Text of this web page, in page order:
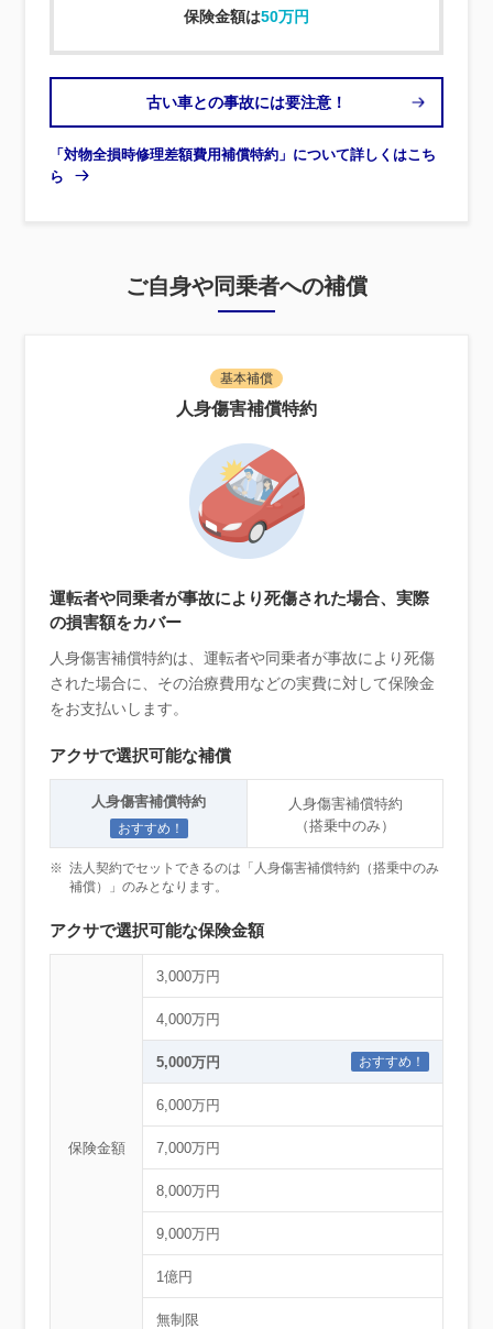
保険金額は50万円
古い車との事故には要注意！
「対物全損時修理差額費用補償特約」について詳しくはこち
ら
ご自身や同乗者への補償
基本補償
人身傷害補償特約
運転者や同乗者が事故により死傷された場合、実際
の損害額をカバー
人身傷害補償特約は、運転者や同乗者が事故により死傷
された場合に、その治療費用などの実費に対して保険金
をお支払いします。
アクサで選択可能な補償
おすすめ！
人身傷害補償特約
人身傷害補償特約
（搭乗中のみ）
※ 法人契約でセットできるのは「人身傷害補償特約（搭乗中のみ
補償）」のみとなります。
アクサで選択可能な保険金額
保険金額
3,000万円
4,000万円
おすすめ！
5,000万円
6,000万円
7,000万円
8,000万円
9,000万円
1億円
無制限